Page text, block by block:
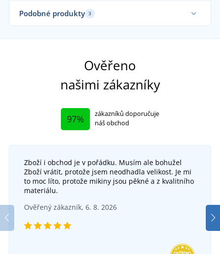
Kuchařský rondon CXS CHEFLINE s dlouhým
DO 5 DNŮ
Podobné produkty 3
Kuchařský rondon RADIM
Ověřeno
našimi zákazníky
97%
zákazníků doporučuje
náš obchod
Zboží i obchod je v pořádku. Musím ale bohužel
Zboží vrátit, protože jsem neodhadla velikost. Je mi
to moc líto, protože mikiny jsou pěkné a z kvalitního
materiálu.
Ověřený zákazník, 6. 8. 2026